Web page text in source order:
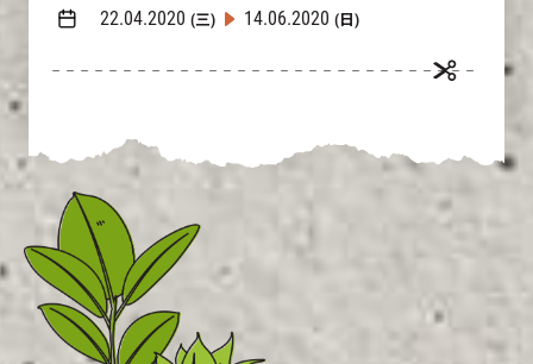
22.04.2020 (三) 14.06.2020 (日)